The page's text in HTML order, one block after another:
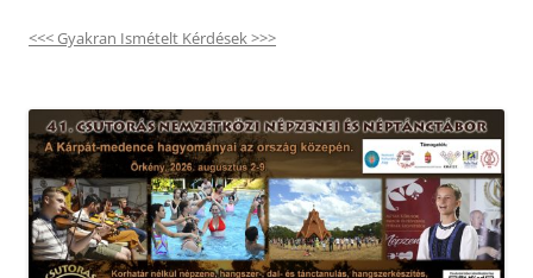
<<< Gyakran Ismételt Kérdések >>>